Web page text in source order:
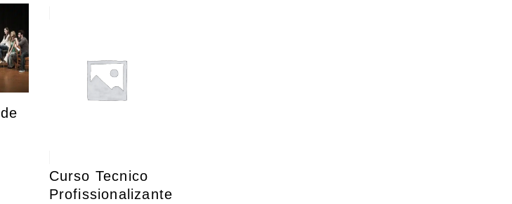
Curso Tecnico
Profissionalizante